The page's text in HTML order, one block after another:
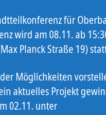
für
wird am 08.11. ab
Planck Straße 19)
Möglichkeiten
aktuelles Projekt
02.11. unter